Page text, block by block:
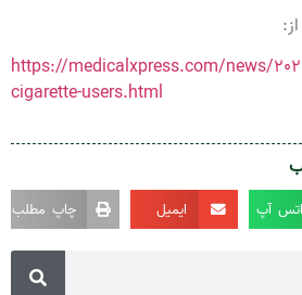
https://medicalxpress.com/news/
cigarette-users.html
آپ ایمیل چاپ مطلب